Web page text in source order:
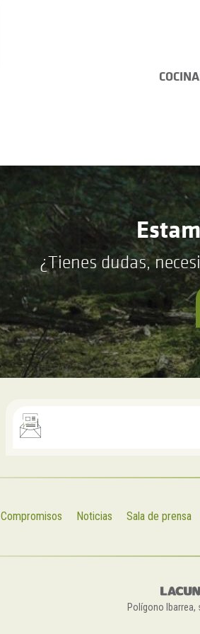
¿Tienes dudas,
Compromisos Noticias Sala de prensa
Polígono Ibarrea,